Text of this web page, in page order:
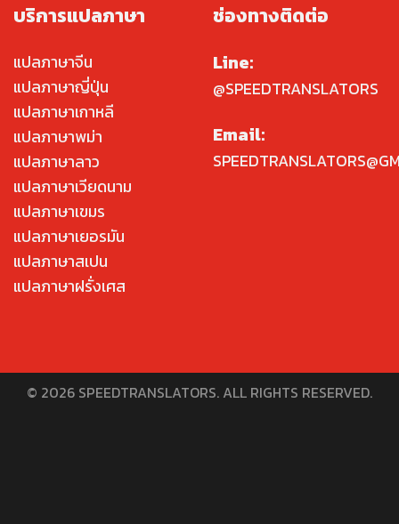
บริการแปลภาษา
แปลภาษาจีน
แปลภาษาญี่ปุ่น
แปลภาษาเกาหลี
แปลภาษาพม่า
แปลภาษาลาว
แปลภาษาเวียดนาม
แปลภาษาเขมร
แปลภาษาเยอรมัน
แปลภาษาสเปน
แปลภาษาฝรั่งเศส
ช่องทางติดต่อ
Line:
@SPEEDTRANSLATORS
Email:
© 2026 SPEEDTRANSLATORS. ALL RIGHTS RESERVED.